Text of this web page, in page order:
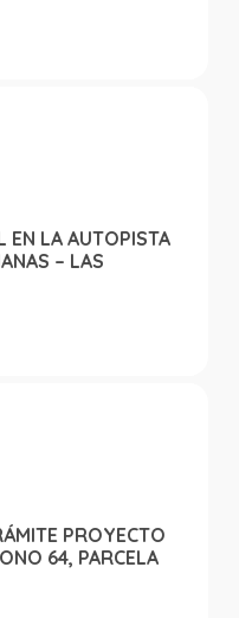
EN LA AUTOPISTA
– LAS
PROYECTO
64, PARCELA